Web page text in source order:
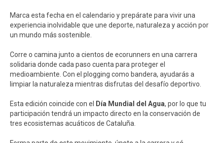
Marca esta fecha en el calendario y prepárate para vivir una
experiencia inolvidable que une deporte, naturaleza y acción por
un mundo más sostenible.
Corre o camina junto a cientos de ecorunners en una carrera
solidaria donde cada paso cuenta para proteger el
medioambiente. Con el plogging como bandera, ayudarás a
limpiar la naturaleza mientras disfrutas del desafío deportivo.
Esta edición coincide con el Día Mundial del Agua, por lo que tu
participación tendrá un impacto directo en la conservación de
tres ecosistemas acuáticos de Cataluña.